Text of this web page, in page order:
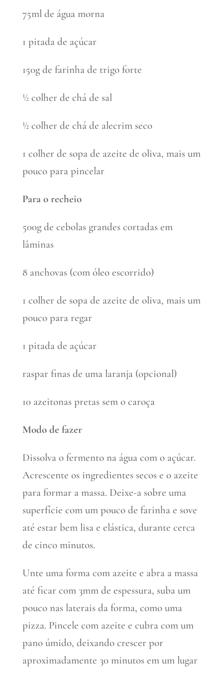
75ml de água morna
1 pitada de açúcar
150g de farinha de trigo forte
½ colher de chá de sal
½ colher de chá de alecrim seco
1 colher de sopa de azeite de oliva, mais um
pouco para pincelar
Para o recheio
500g de cebolas grandes cortadas em
lâminas
8 anchovas (com óleo escorrido)
1 colher de sopa de azeite de oliva, mais um
pouco para regar
1 pitada de açúcar
raspar finas de uma laranja (opcional)
10 azeitonas pretas sem o caroça
Modo de fazer
Dissolva o fermento na água com o açúcar.
Acrescente os ingredientes secos e o azeite
para formar a massa. Deixe-a sobre uma
superfície com um pouco de farinha e sove
até estar bem lisa e elástica, durante cerca
de cinco minutos.
Unte uma forma com azeite e abra a massa
até ficar com 3mm de espessura, suba um
pouco nas laterais da forma, como uma
pizza. Pincele com azeite e cubra com um
pano úmido, deixando crescer por
aproximadamente 30 minutos em um lugar